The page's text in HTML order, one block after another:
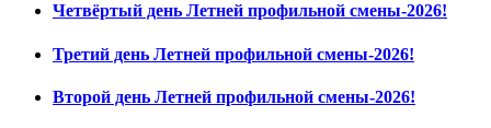
Четвёртый день Летней профильной смены-2026!
Третий день Летней профильной смены-2026!
Второй день Летней профильной смены-2026!